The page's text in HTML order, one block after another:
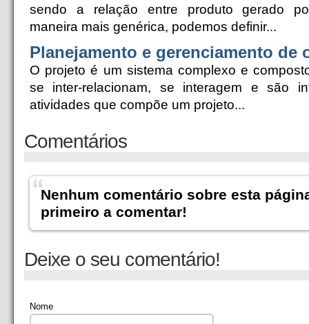
sendo a relação entre produto gerado
maneira mais genérica, podemos definir...
Planejamento e gerenciamento de
O projeto é um sistema complexo e
se inter-relacionam, se interagem e são
atividades que compõe um projeto...
Comentários
Nenhum comentário sobre esta
primeiro a comentar!
Deixe o seu comentário!
Nome